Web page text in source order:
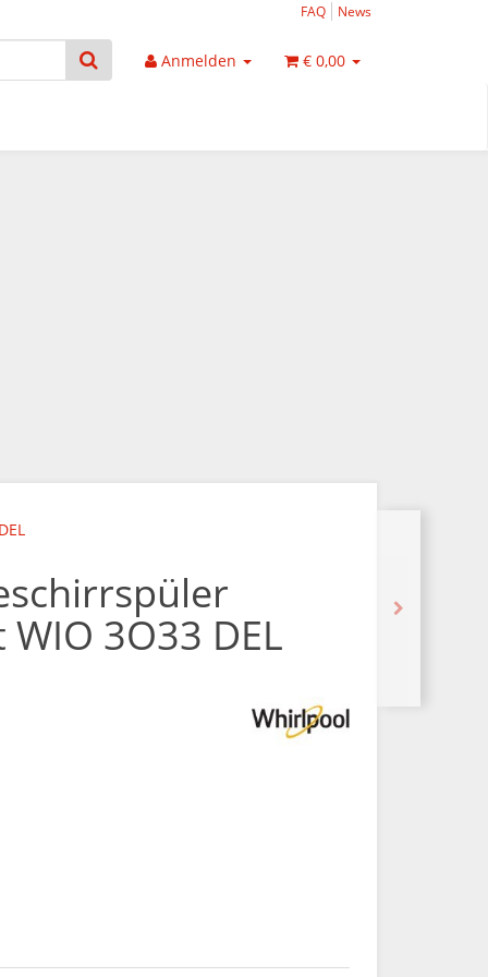
FAQ News
Anmelden € 0,00
3O33 DEL